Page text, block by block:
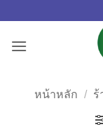
หน้าหลัก / ร้